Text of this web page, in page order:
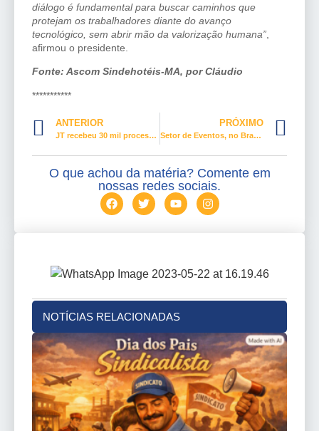
diálogo é fundamental para buscar caminhos que
protejam os trabalhadores diante do avanço
tecnológico, sem abrir mão da valorização humana”
afirmou o presidente.
Fonte: Ascom Sindehotéis-MA, por Cláudio
***********
ANTERIOR
JT recebeu 30 mil processos por assédio moral só em 2026
PRÓXIMO
Setor de Eventos, no Brasil, rico em oportunidades para o trabalhador
O que achou da matéria? Comente em
nossas redes sociais.
NOTÍCIAS RELACIONADAS